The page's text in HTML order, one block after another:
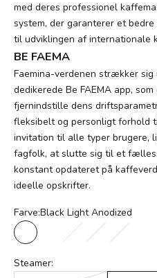
med deres professionel
system, der garanterer et
til udviklingen af ​​internationale
BE FAEMA
Faemina-verdenen strækker
dedikerede Be FAEMA app,
fjernindstille dens
fleksibelt og personligt forhold
invitation til alle typer brugere,
fagfolk, at slutte sig til et
konstant opdateret på
ideelle opskrifter.
Farve:Black Light Anodized
Black Light Anodized
White Light Anodized
Satin copper
Pantone
Steamer: